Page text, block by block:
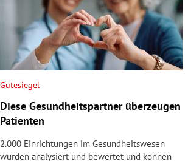
Gütesiegel
Diese Gesundheitspartner überzeugen
Patienten
2.000 Einrichtungen im Gesundheitswesen
wurden analysiert und bewertet und können